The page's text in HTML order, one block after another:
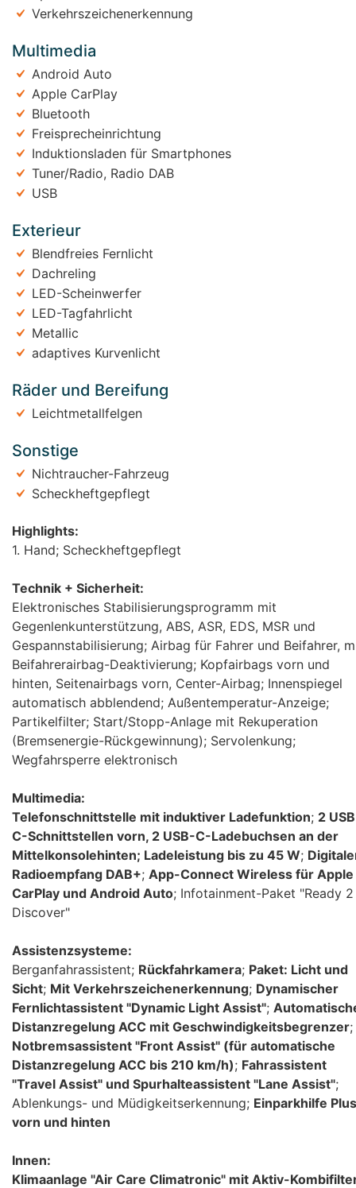
Verkehrszeichenerkennung
Multimedia
Android Auto
Apple CarPlay
Bluetooth
Freisprecheinrichtung
Induktionsladen für Smartphones
Tuner/Radio, Radio DAB
USB
Exterieur
Blendfreies Fernlicht
Dachreling
LED-Scheinwerfer
LED-Tagfahrlicht
Metallic
adaptives Kurvenlicht
Räder und Bereifung
Leichtmetallfelgen
Sonstige
Nichtraucher-Fahrzeug
Scheckheftgepflegt
Highlights:
1. Hand; Scheckheftgepflegt
Technik + Sicherheit:
Elektronisches Stabilisierungsprogramm mit
Gegenlenkunterstützung, ABS, ASR, EDS, MSR und
Gespannstabilisierung; Airbag für Fahrer und Beifahrer,
Beifahrerairbag-Deaktivierung; Kopfairbags vorn und
hinten, Seitenairbags vorn, Center-Airbag; Innenspiegel
automatisch abblendend; Außentemperatur-Anzeige;
Partikelfilter; Start/Stopp-Anlage mit Rekuperation
(Bremsenergie-Rückgewinnung); Servolenkung;
Wegfahrsperre elektronisch
Multimedia:
Telefonschnittstelle mit induktiver Ladefunktion; 2
C-Schnittstellen vorn, 2 USB-C-Ladebuchsen an der
Mittelkonsolehinten; Ladeleistung bis zu 45 W;
Radioempfang DAB+; App-Connect Wireless für Apple
CarPlay und Android Auto; Infotainment-Paket "Ready 2
Discover"
Assistenzsysteme:
Berganfahrassistent; Rückfahrkamera; Paket: Licht und
Sicht; Mit Verkehrszeichenerkennung; Dynamischer
Fernlichtassistent "Dynamic Light Assist";
Distanzregelung ACC mit Geschwindigkeitsbegrenzer;
Notbremsassistent "Front Assist" (für automatische
Distanzregelung ACC bis 210 km/h); Fahrassistent
"Travel Assist" und Spurhalteassistent "Lane Assist";
Ablenkungs- und Müdigkeitserkennung; Einparkhilfe Plus
vorn und hinten
Innen:
Klimaanlage "Air Care Climatronic" mit Aktiv-